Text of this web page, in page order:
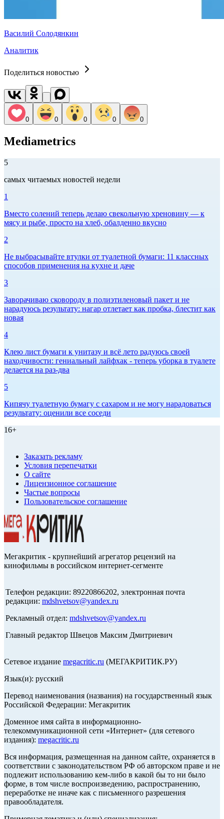
Василий Солодянкин
Аналитик
Поделиться новостью
0 0 0 0 0
Mediametrics
5
самых читаемых новостей недели
1
Вместо солений теперь делаю свекольную хреновину — к
мясу и рыбе, просто на хлеб, обалденно вкусно
2
Не выбрасывайте втулки от туалетной бумаги: 11 классных
способов применения на кухне и даче
3
Заворачиваю сковороду в полиэтиленовый пакет и не
нарадуюсь результату: нагар отлетает как пробка, блестит как
новая
4
Клею лист бумаги к унитазу и всё лето радуюсь своей
находчивости: гениальный лайфхак - теперь уборка в туалете
делается на раз-два
5
Кипячу туалетную бумагу с сахаром и не могу нарадоваться
результату: оценили все соседи
16+
Заказать рекламу
Условия перепечатки
О сайте
Лицензионное соглашение
Частые вопросы
Пользовательское соглашение
Мегакритик - крупнейший агрегатор рецензий на
кинофильмы в российском интернет-сегменте
Телефон редакции: 89220866202, электронная почта
редакции: mdshvetsov@yandex.ru
Рекламный отдел: mdshvetsov@yandex.ru
Главный редактор Швецов Максим Дмитриевич
Сетевое издание megacritic.ru (МЕГАКРИТИК.РУ)
Язык(и): русский
Перевод наименования (названия) на государственный язык
Российской Федерации: Мегакритик
Доменное имя сайта в информационно-
телекоммуникационной сети «Интернет» (для сетевого
издания): megacritic.ru
Вся информация, размещенная на данном сайте, охраняется в
соответствии с законодательством РФ об авторском праве и не
подлежит использованию кем-либо в какой бы то ни было
форме, в том числе воспроизведению, распространению,
переработке не иначе как с письменного разрешения
правообладателя.